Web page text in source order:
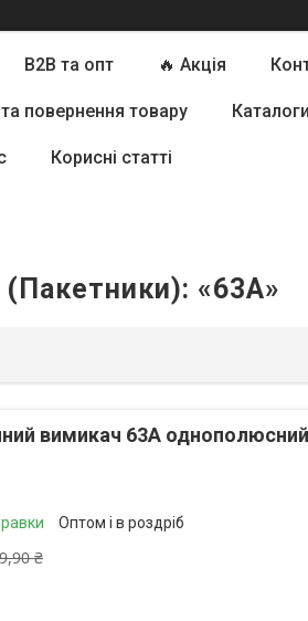
B2B та опт 🔥 Акція
повернення товару
Корисні статті
«63А»
вимикач 63А
Оптом і в роздріб
₴